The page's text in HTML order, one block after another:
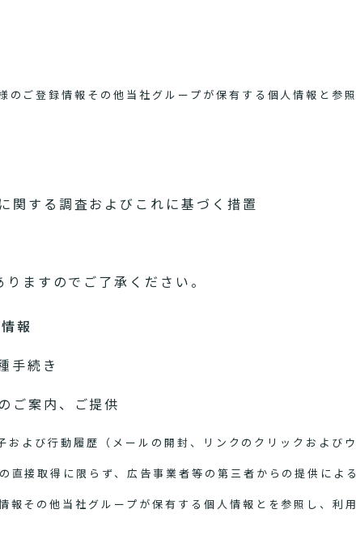
ご登録情報その他当社グループが保有する個人情報と参照
関する調査およびこれに基づく措置
ますのでご了承ください。
報
手続き
ご案内、ご提供
よび行動履歴（メールの開封、リンクのクリックおよびウ
接取得に限らず、広告事業者等の第三者からの提供による
その他当社グループが保有する個人情報とを参照し、利用